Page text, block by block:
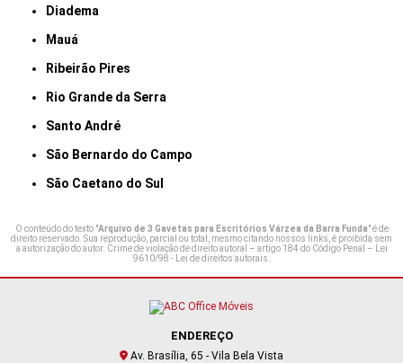
Diadema
Mauá
Ribeirão Pires
Rio Grande da Serra
Santo André
São Bernardo do Campo
São Caetano do Sul
O conteúdo do texto "Arquivo de 3 Gavetas para Escritórios Várzea da Barra Funda" é de
direito reservado. Sua reprodução, parcial ou total, mesmo citando nossos links, é proibida sem
a autorização do autor. Crime de violação de direito autoral – artigo 184 do Código Penal – Lei
9610/98 - Lei de direitos autorais.
ENDEREÇO
Av. Brasília, 65 - Vila Bela Vista